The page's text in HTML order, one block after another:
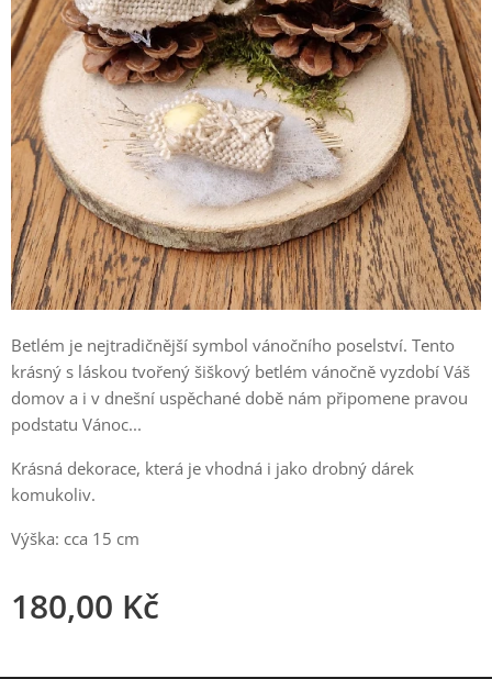
Betlém je nejtradičnější symbol vánočního poselství. Tento
krásný s láskou tvořený šiškový betlém vánočně vyzdobí Váš
domov a i v dnešní uspěchané době nám připomene pravou
podstatu Vánoc...
Krásná dekorace, která je vhodná i jako drobný dárek
komukoliv.
Výška: cca 15 cm
180,00 Kč